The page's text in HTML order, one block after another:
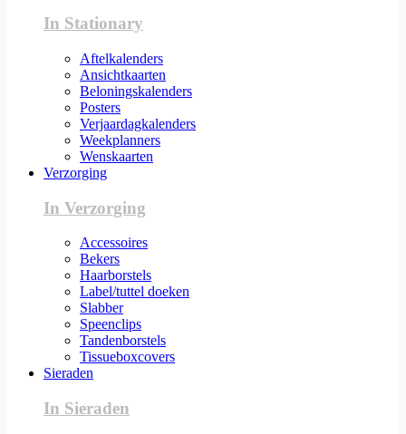
In Stationary
Aftelkalenders
Ansichtkaarten
Beloningskalenders
Posters
Verjaardagkalenders
Weekplanners
Wenskaarten
Verzorging
In Verzorging
Accessoires
Bekers
Haarborstels
Label/tuttel doeken
Slabber
Speenclips
Tandenborstels
Tissueboxcovers
Sieraden
In Sieraden